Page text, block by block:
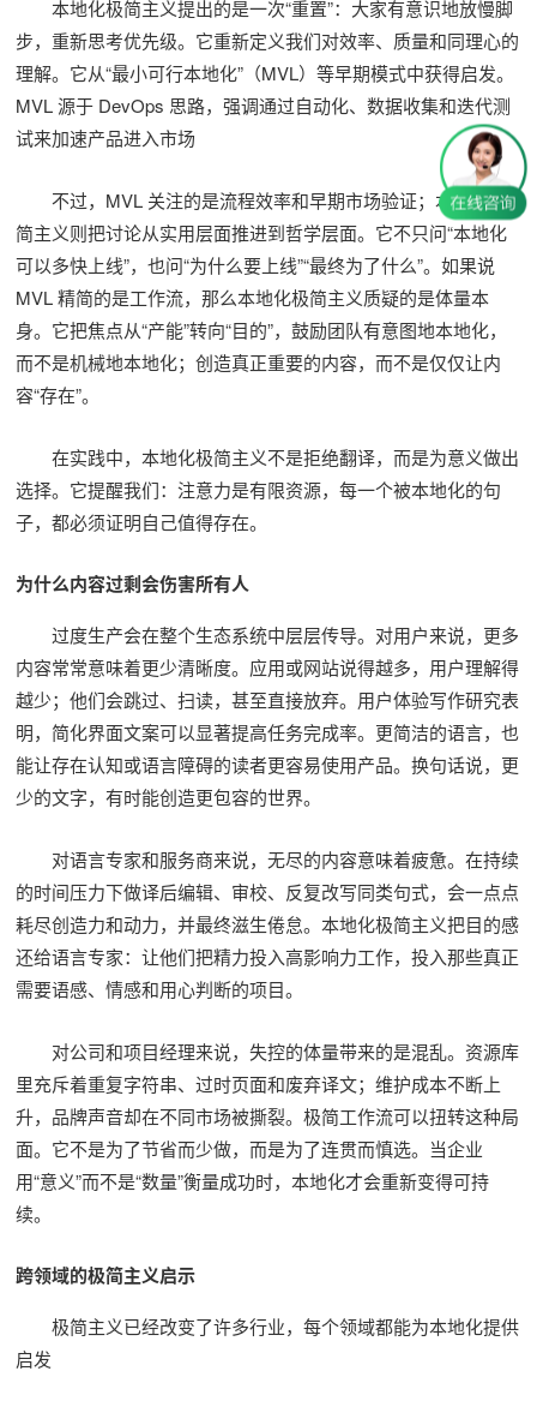
本地化极简主义提出的是一次“重置”：大家有意识地放慢脚
步，重新思考优先级。它重新定义我们对效率、质量和同理心的
理解。它从“最小可行本地化”（MVL）等早期模式中获得启发。
MVL 源于 DevOps 思路，强调通过自动化、数据收集和迭代测
试来加速产品进入市场
不过，MVL 关注的是流程效率和早期市场验证；本地化极
简主义则把讨论从实用层面推进到哲学层面。它不只问“本地化
可以多快上线”，也问“为什么要上线”“最终为了什么”。如果说
MVL 精简的是工作流，那么本地化极简主义质疑的是体量本
身。它把焦点从“产能”转向“目的”，鼓励团队有意图地本地化，
而不是机械地本地化；创造真正重要的内容，而不是仅仅让内
容“存在”。
在实践中，本地化极简主义不是拒绝翻译，而是为意义做出
选择。它提醒我们：注意力是有限资源，每一个被本地化的句
子，都必须证明自己值得存在。
为什么内容过剩会伤害所有人
过度生产会在整个生态系统中层层传导。对用户来说，更多
内容常常意味着更少清晰度。应用或网站说得越多，用户理解得
越少；他们会跳过、扫读，甚至直接放弃。用户体验写作研究表
明，简化界面文案可以显著提高任务完成率。更简洁的语言，也
能让存在认知或语言障碍的读者更容易使用产品。换句话说，更
少的文字，有时能创造更包容的世界。
对语言专家和服务商来说，无尽的内容意味着疲惫。在持续
的时间压力下做译后编辑、审校、反复改写同类句式，会一点点
耗尽创造力和动力，并最终滋生倦怠。本地化极简主义把目的感
还给语言专家：让他们把精力投入高影响力工作，投入那些真正
需要语感、情感和用心判断的项目。
对公司和项目经理来说，失控的体量带来的是混乱。资源库
里充斥着重复字符串、过时页面和废弃译文；维护成本不断上
升，品牌声音却在不同市场被撕裂。极简工作流可以扭转这种局
面。它不是为了节省而少做，而是为了连贯而慎选。当企业
用“意义”而不是“数量”衡量成功时，本地化才会重新变得可持
续。
跨领域的极简主义启示
极简主义已经改变了许多行业，每个领域都能为本地化提供
启发